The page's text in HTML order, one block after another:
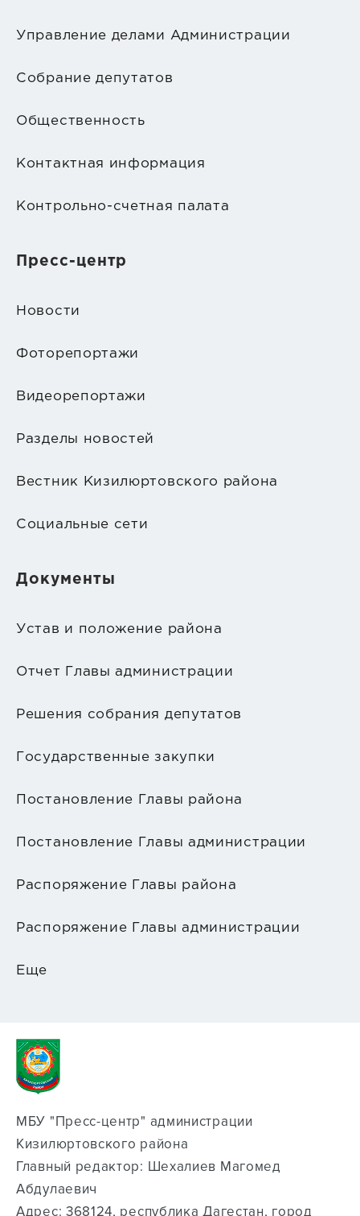
Управление делами Администрации
Собрание депутатов
Общественность
Контактная информация
Контрольно-счетная палата
Пресс-центр
Новости
Фоторепортажи
Видеорепортажи
Разделы новостей
Вестник Кизилюртовского района
Социальные сети
Документы
Устав и положение района
Отчет Главы администрации
Решения собрания депутатов
Государственные закупки
Постановление Главы района
Постановление Главы администрации
Распоряжение Главы района
Распоряжение Главы администрации
Еще
МБУ "Пресс-центр" администрации
Кизилюртовского района
Главный редактор: Шехалиев Магомед
Абдулаевич
Адрес: 368124, республика Дагестан, город